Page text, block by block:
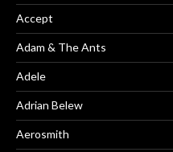
Accept
Adam & The Ants
Adele
Adrian Belew
Aerosmith